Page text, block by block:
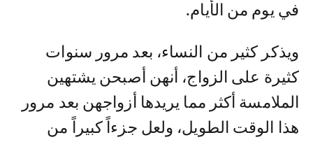
في يوم من الأيام.
ويذكر كثير من النساء، بعد مرور سنوات
كثيرة على الزواج، أنهن أصبحن يشتهين
الملامسة أكثر مما يريدها أزواجهن بعد مرور
هذا الوقت الطويل، ولعل جزءاً كبيراً من